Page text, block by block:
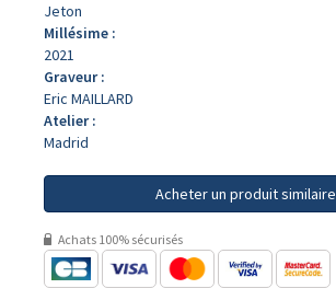
Jeton
Millésime :
2021
Graveur :
Eric MAILLARD
Atelier :
Madrid
Acheter un produit similaire
Achats 100% sécurisés